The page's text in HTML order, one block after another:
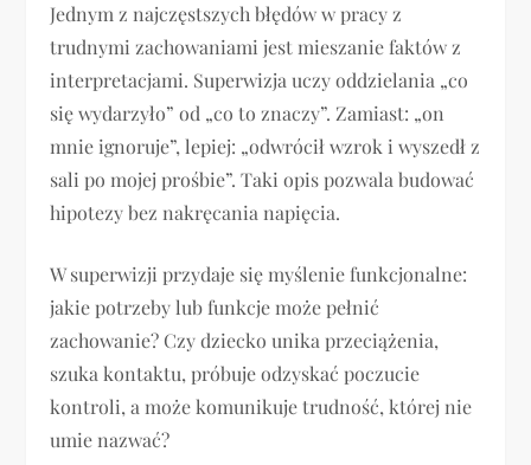
Jednym z najczęstszych błędów w pracy z
trudnymi zachowaniami jest mieszanie faktów z
interpretacjami. Superwizja uczy oddzielania „co
się wydarzyło” od „co to znaczy”. Zamiast: „on
mnie ignoruje”, lepiej: „odwrócił wzrok i wyszedł z
sali po mojej prośbie”. Taki opis pozwala budować
hipotezy bez nakręcania napięcia.
W superwizji przydaje się myślenie funkcjonalne:
jakie potrzeby lub funkcje może pełnić
zachowanie? Czy dziecko unika przeciążenia,
szuka kontaktu, próbuje odzyskać poczucie
kontroli, a może komunikuje trudność, której nie
umie nazwać?